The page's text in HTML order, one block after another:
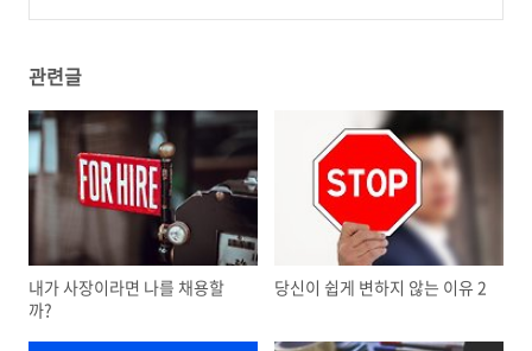
관련글
내가 사장이라면 나를 채용할
까?
당신이 쉽게 변하지 않는 이유 2